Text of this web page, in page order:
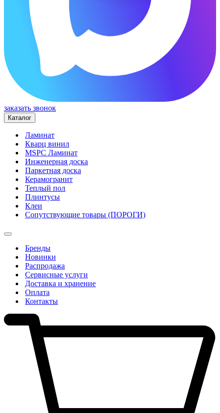
заказать звонок
Каталог
Ламинат
Кварц винил
MSPC Ламинат
Инженерная доска
Паркетная доска
Керамогранит
Теплый пол
Плинтусы
Клеи
Сопутствующие товары (ПОРОГИ)
Бренды
Новинки
Распродажа
Сервисные услуги
Доставка и хранение
Оплата
Контакты